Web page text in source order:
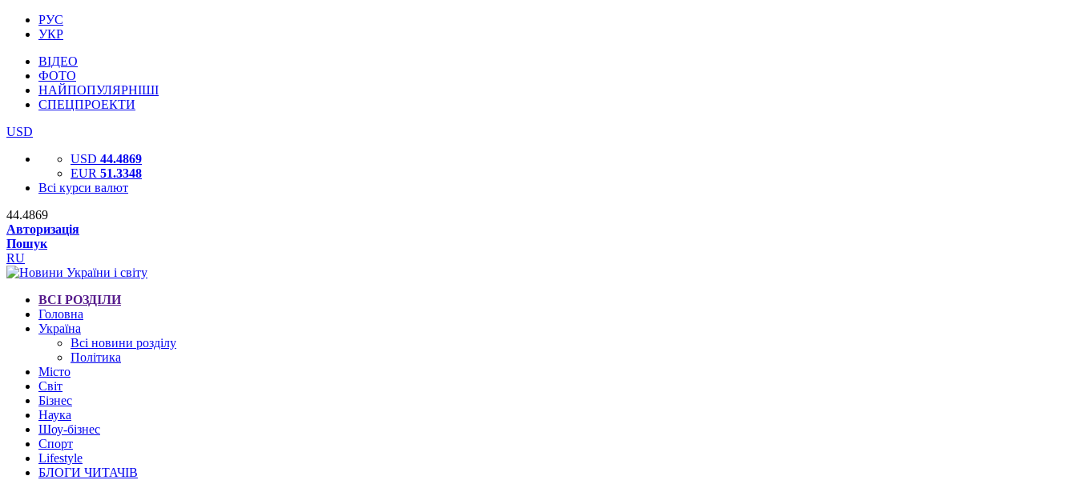
РУС
УКР
ВІДЕО
ФОТО
НАЙПОПУЛЯРНІШІ
СПЕЦПРОЕКТИ
USD
USD 44.4869
EUR 51.3348
Всі курси валют
44.4869
Авторизація
Пошук
RU
ВСІ РОЗДІЛИ
Головна
Україна
Всі новини розділу
Політика
Місто
Світ
Бізнес
Наука
Шоу-бізнес
Спорт
Lifestyle
БЛОГИ ЧИТАЧІВ